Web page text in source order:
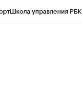
Школа управления РБК